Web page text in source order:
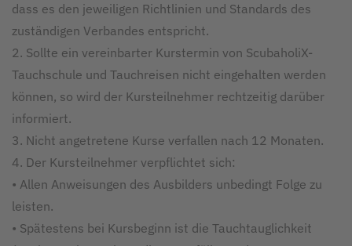
dass es den jeweiligen Richtlinien und Standards des
zuständigen Verbandes entspricht.
2. Sollte ein vereinbarter Kurstermin von ScubaholiX-
Tauchschule und Tauchreisen nicht eingehalten werden
können, so wird der Kursteilnehmer rechtzeitig darüber
informiert.
3. Nicht angetretene Kurse verfallen nach 12 Monaten.
4. Der Kursteilnehmer verpflichtet sich:
• Allen Anweisungen des Ausbilders unbedingt Folge zu
leisten.
• Spätestens bei Kursbeginn ist die Tauchtauglichkeit